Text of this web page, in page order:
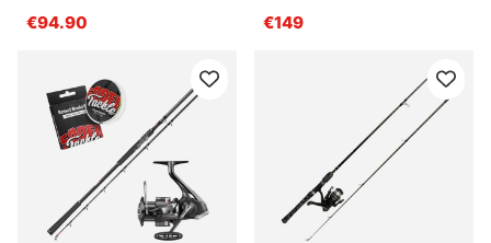
50G/0.19YL
€94.90
€149